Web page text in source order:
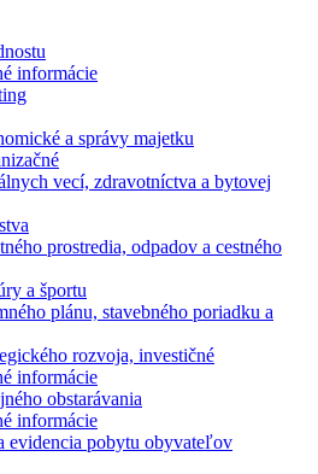
informácie
a správy majetku
vecí, zdravotníctva a bytovej
prostredia, odpadov a cestného
a športu
plánu, stavebného poriadku a
rozvoja, investičné
informácie
obstarávania
informácie
evidencia pobytu obyvateľov